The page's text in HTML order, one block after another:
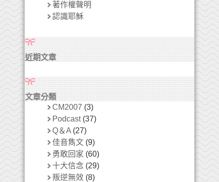
著作權聲明
認識耶穌
近期文章
文章分類
CM2007 (3)
Podcast(37)
Q＆A (27)
佳音雋文 (9)
勇敢回家 (60)
十大信念 (29)
叛逆無效 (8)